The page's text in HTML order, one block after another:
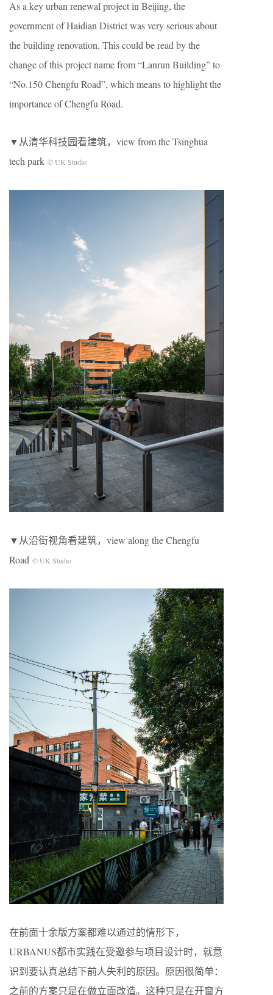
As a key urban renewal project in Beijing, the
government of Haidian District was very serious about
the building renovation. This could be read by the
change of this project name from “Lanrun Building” to
“No.150 Chengfu Road”, which means to highlight the
importance of Chengfu Road.
▼从清华科技园看建筑，view from the Tsinghua
tech park © UK Studio
▼从沿街视角看建筑，view along the Chengfu
Road © UK Studio
在前面十余版方案都难以通过的情形下，
URBANUS都市实践在受邀参与项目设计时，就意
识到要认真总结下前人失利的原因。原因很简单：
之前的方案只是在做立面改造。这种只是在开窗方